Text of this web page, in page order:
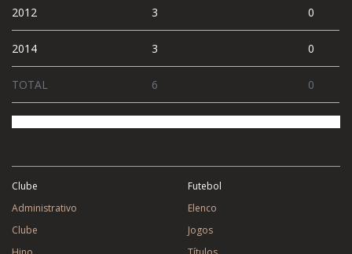
2012
2014
TOTAL
3 0
3 0
6 0
Clube
Administrativo
Clube
Futebol
Elenco
Jogos